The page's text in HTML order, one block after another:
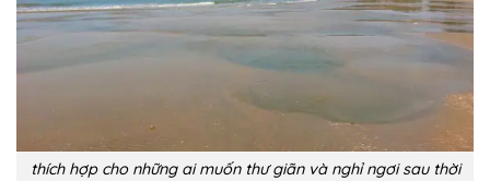
thích hợp cho những ai muốn thư giãn và nghỉ ngơi sau thời